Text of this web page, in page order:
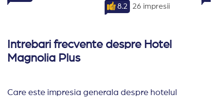
8.2 26 impresii
Intrebari frecvente despre Hotel
Magnolia Plus
Care este impresia generala despre hotelul